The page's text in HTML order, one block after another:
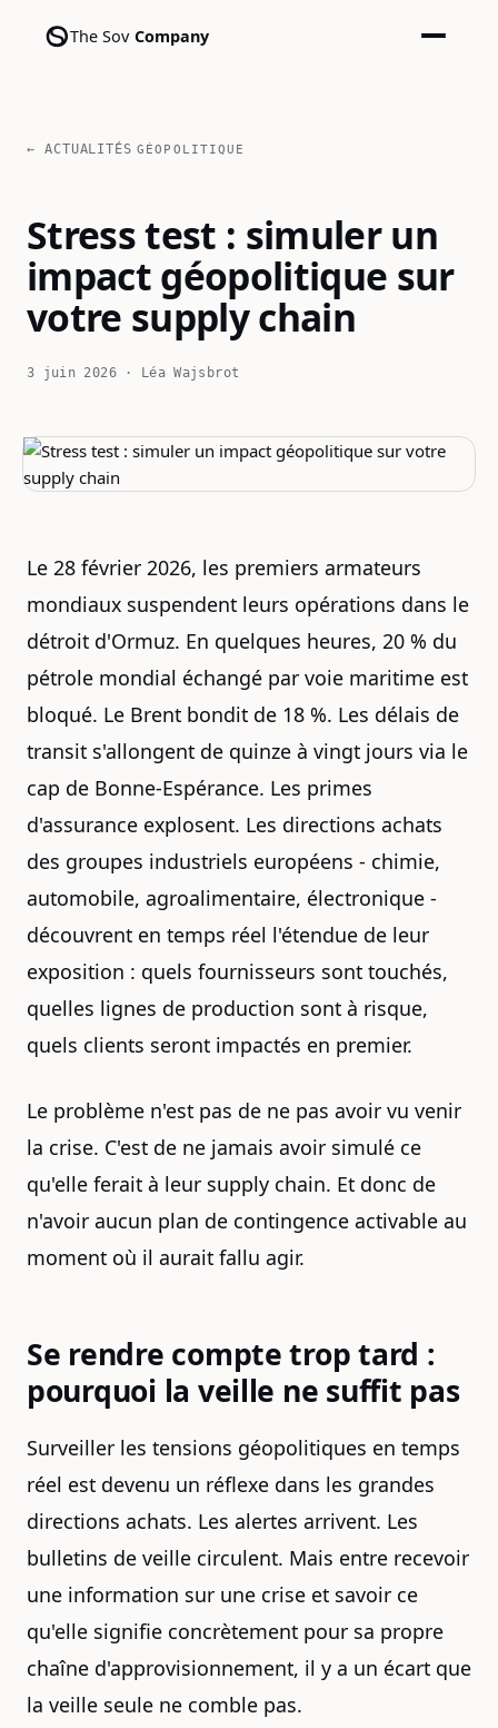
The Sov Company
← ACTUALITÉS GÉOPOLITIQUE
Stress test : simuler un
impact géopolitique sur
votre supply chain
3 juin 2026 · Léa Wajsbrot
Le 28 février 2026, les premiers armateurs
mondiaux suspendent leurs opérations dans le
détroit d'Ormuz. En quelques heures, 20 % du
pétrole mondial échangé par voie maritime est
bloqué. Le Brent bondit de 18 %. Les délais de
transit s'allongent de quinze à vingt jours via le
cap de Bonne-Espérance. Les primes
d'assurance explosent. Les directions achats
des groupes industriels européens - chimie,
automobile, agroalimentaire, électronique -
découvrent en temps réel l'étendue de leur
exposition : quels fournisseurs sont touchés,
quelles lignes de production sont à risque,
quels clients seront impactés en premier.
Le problème n'est pas de ne pas avoir vu venir
la crise. C'est de ne jamais avoir simulé ce
qu'elle ferait à leur supply chain. Et donc de
n'avoir aucun plan de contingence activable au
moment où il aurait fallu agir.
Se rendre compte trop tard :
pourquoi la veille ne suffit pas
Surveiller les tensions géopolitiques en temps
réel est devenu un réflexe dans les grandes
directions achats. Les alertes arrivent. Les
bulletins de veille circulent. Mais entre recevoir
une information sur une crise et savoir ce
qu'elle signifie concrètement pour sa propre
chaîne d'approvisionnement, il y a un écart que
la veille seule ne comble pas.